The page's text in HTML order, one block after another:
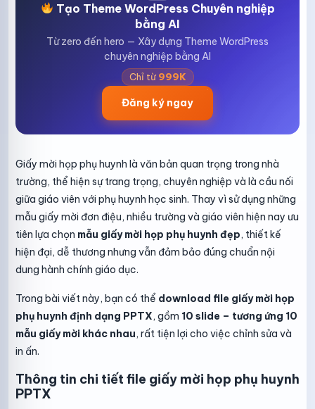
Tạo Theme WordPress Chuyên nghiệp
bằng AI
Từ zero đến hero — Xây dựng Theme WordPress
chuyên nghiệp bằng AI
Chỉ từ 999K
Đăng ký ngay
Giấy mời họp phụ huynh là văn bản quan trọng trong nhà
trường, thể hiện sự trang trọng, chuyên nghiệp và là cầu nối
giữa giáo viên với phụ huynh học sinh. Thay vì sử dụng những
mẫu giấy mời đơn điệu, nhiều trường và giáo viên hiện nay ưu
tiên lựa chọn mẫu giấy mời họp phụ huynh đẹp, thiết kế
hiện đại, dễ thương nhưng vẫn đảm bảo đúng chuẩn nội
dung hành chính giáo dục.
Trong bài viết này, bạn có thể download file giấy mời họp
phụ huynh định dạng PPTX, gồm 10 slide – tương ứng 10
mẫu giấy mời khác nhau, rất tiện lợi cho việc chỉnh sửa và
in ấn.
Thông tin chi tiết file giấy mời họp phụ huynh
PPTX